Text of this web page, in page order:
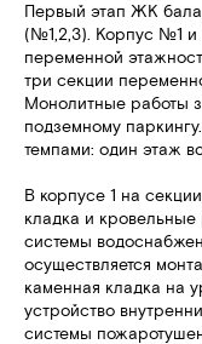
Первый этап ЖК
(№1,2,3). Корпус №1
переменной
три секции
Монолитные работы
подземному
темпами: один этаж
В корпусе 1 на
кладка и кровельные
системы
осуществляется
каменная кладка на
устройство
системы